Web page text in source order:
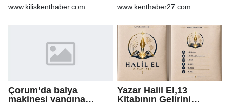
VE BOZULAN
www.kiliskenthaber.com www.kenthaber27.com
Çorum’da balya
makinesi yangına
Yazar Halil El,13
Kitabının Gelirini